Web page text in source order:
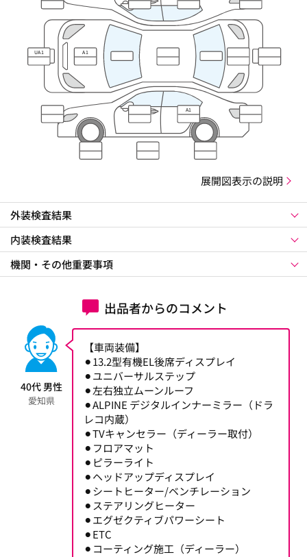
UA1 A1
A1
展開図表示の説明
外装検査結果
内装検査結果
機関・その他重要事項
出品者からのコメント
40代 男性
愛知県
【車両装備】
⚫︎13.2型有機EL後席ディスプレイ
⚫︎ユニバーサルステップ
⚫︎左右独立ムーンルーフ
⚫︎ALPINE デジタルインナーミラー（ドラ
レコ内蔵）
⚫︎TVキャンセラー（ディーラー取付）
⚫︎フロアマット
⚫︎ピラーライト
⚫︎ヘッドアップディスプレイ
⚫︎シートヒーター/ベンチレーション
⚫︎ステアリングヒーター
⚫︎エグゼクティブパワーシート
⚫︎ETC
⚫︎コーティング施工（ディーラー）